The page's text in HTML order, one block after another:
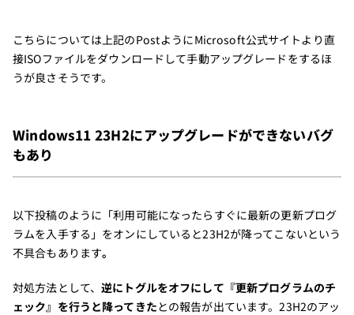
こちらについては上記のPostようにMicrosoft公式サイトより直
接ISOファイルをダウンロードして手動アップグレードをするほ
うが良さそうです。
Windows11 23H2にアップグレードができないバグ
もあり
以下投稿のように「利用可能になったらすぐに最新の更新プログ
ラムを入手する」をオンにしていると23H2が降ってこないという
不具合もあります。
対処方法として、逆にトグルをオフにして『更新プログラムのチ
ェック』を行うと降ってきたとの報告が出ています。23H2のアッ